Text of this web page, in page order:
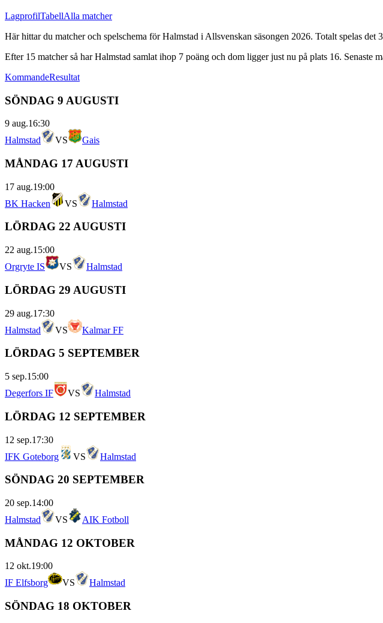
LagprofilTabellAlla matcher
Här hittar du matcher och spelschema förHalmstad i Allsvenskan säsongen 2026. Totalt spelas det
Efter 15 matcher så harHalmstad samlat ihop 7 poäng och dom ligger just nu på plats 16. Senaste
KommandeResultat
SÖNDAG 9 AUGUSTI
9 aug.16:30
Halmstad
VS Gais
MÅNDAG 17 AUGUSTI
17 aug.19:00
BK Hacken
VS Halmstad
LÖRDAG 22 AUGUSTI
22 aug.15:00
Orgryte IS
VS Halmstad
LÖRDAG 29 AUGUSTI
29 aug.17:30
Halmstad
VS Kalmar FF
LÖRDAG 5 SEPTEMBER
5 sep.15:00
Degerfors IF
VS Halmstad
LÖRDAG 12 SEPTEMBER
12 sep.17:30
IFK Goteborg
VS Halmstad
SÖNDAG 20 SEPTEMBER
20 sep.14:00
Halmstad
VS AIK Fotboll
MÅNDAG 12 OKTOBER
12 okt.19:00
IF Elfsborg
VS Halmstad
SÖNDAG 18 OKTOBER